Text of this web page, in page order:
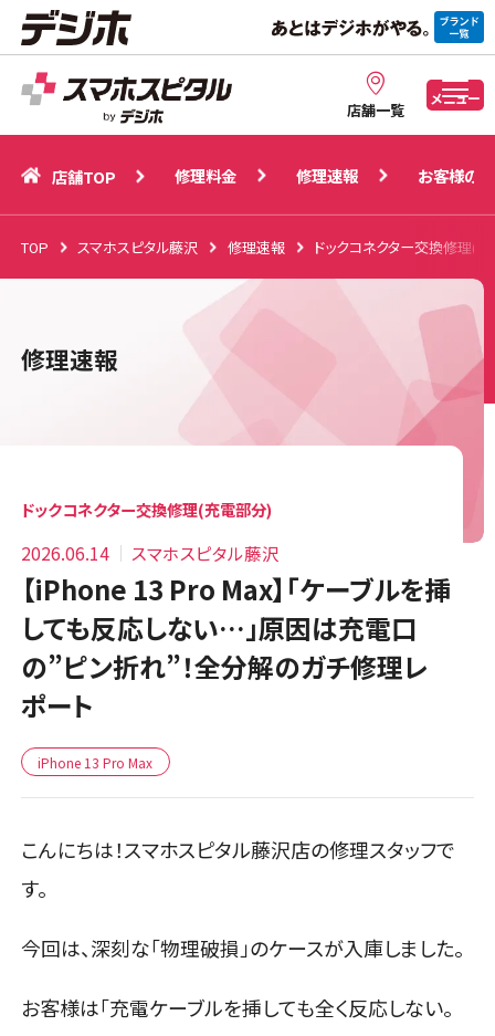
店舗一覧
メニュー
店舗TOP 修理速報 お客様の声
店舗TOP 修理料金 修理速報 お客様の声
TOP スマホスピタル藤沢 修理速報 ドックコネクター交換修理(
修理速報
ドックコネクター交換修理(充電部分)
2026.06.14 スマホスピタル藤沢
【iPhone 13 Pro Max】「ケーブルを挿
しても反応しない…」原因は充電口
の”ピン折れ”！全分解のガチ修理レ
ポート
iPhone 13 Pro Max
こんにちは！スマホスピタル藤沢店の修理スタッフで
す。
今回は、深刻な「物理破損」のケースが入庫しました。
お客様は「充電ケーブルを挿しても全く反応しない。